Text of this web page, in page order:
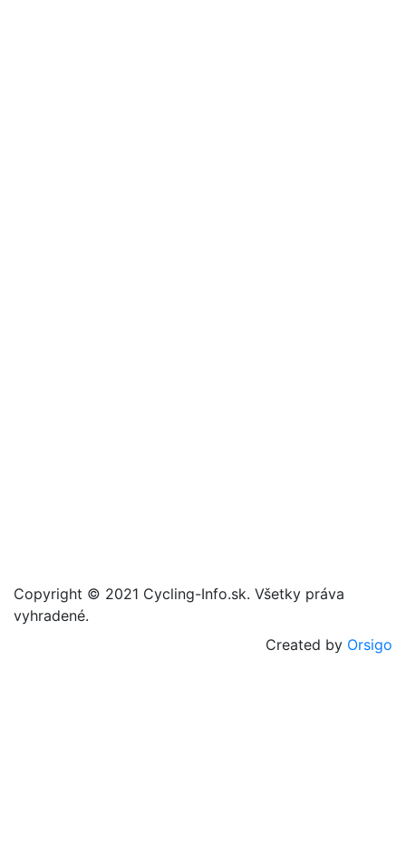
Copyright © 2021 Cycling-Info.sk. Všetky práva
vyhradené.
Created by Orsigo